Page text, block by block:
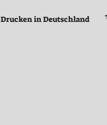
Drucken in Deutschland